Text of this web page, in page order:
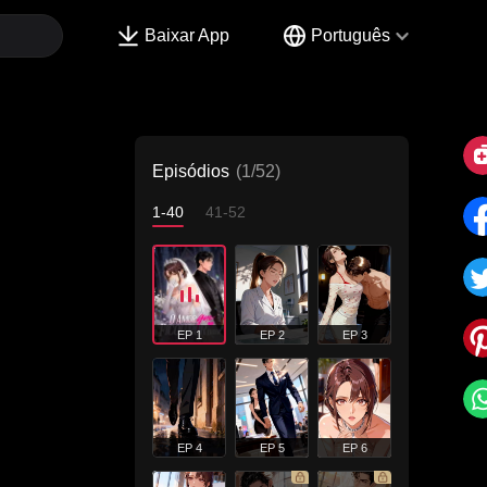
Baixar App Português
Episódios (1/52)
1-40 41-52
EP 1 EP 2 EP 3
EP 4 EP 5 EP 6